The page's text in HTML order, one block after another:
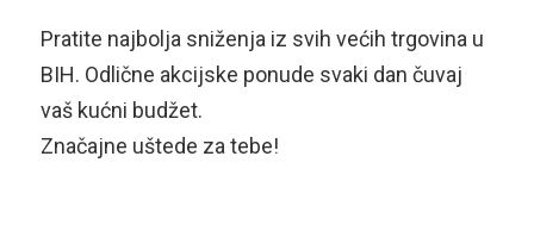
Pratite najbolja sniženja iz svih većih trgovina u
BIH. Odlične akcijske ponude svaki dan čuvaj
vaš kućni budžet.
Značajne uštede za tebe!